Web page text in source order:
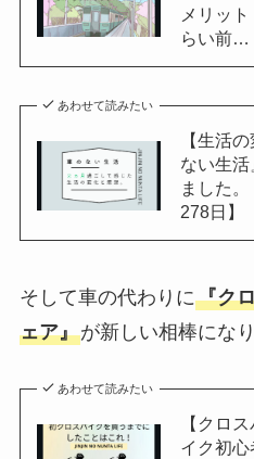
メリッ
らい前…
あわせて読みたい
【生活
ない生
ました
278日】
そして車の代わりに『ク
ェア』が新しい相棒にな
あわせて読みたい
【クロ
イク初